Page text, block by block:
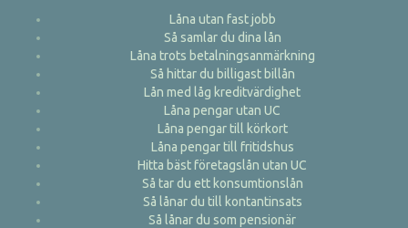
Låna utan fast jobb
Så samlar du dina lån
Låna trots betalningsanmärkning
Så hittar du billigast billån
Lån med låg kreditvärdighet
Låna pengar utan UC
Låna pengar till körkort
Låna pengar till fritidshus
Hitta bäst företagslån utan UC
Så tar du ett konsumtionslån
Så lånar du till kontantinsats
Så lånar du som pensionär